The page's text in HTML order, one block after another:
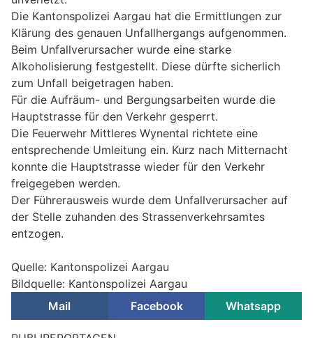
Die Kantonspolizei Aargau hat die Ermittlungen zur
Klärung des genauen Unfallhergangs aufgenommen.
Beim Unfallverursacher wurde eine starke
Alkoholisierung festgestellt. Diese dürfte sicherlich
zum Unfall beigetragen haben.
Für die Aufräum- und Bergungsarbeiten wurde die
Hauptstrasse für den Verkehr gesperrt.
Die Feuerwehr Mittleres Wynental richtete eine
entsprechende Umleitung ein. Kurz nach Mitternacht
konnte die Hauptstrasse wieder für den Verkehr
freigegeben werden.
Der Führerausweis wurde dem Unfallverursacher auf
der Stelle zuhanden des Strassenverkehrsamtes
entzogen.
Quelle: Kantonspolizei Aargau
Bildquelle: Kantonspolizei Aargau
Mail
Facebook Whatsapp